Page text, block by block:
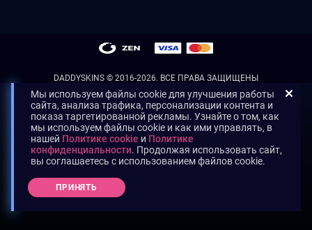
DADDYSKINS © 2016-2026. ВСЕ ПРАВА ЗАЩИЩЕНЫ
Мы используем файлы cookie для улучшения работы
сайта, анализа трафика, персонализации контента и
показа таргетированной рекламы. Узнайте о том, как
мы используем файлы cookie и как ими управлять, в
нашей Политике cookie и Политике
конфиденциальности. Продолжая использовать сайт,
вы соглашаетесь с использованием файлов cookie.
ПРИНЯТЬ